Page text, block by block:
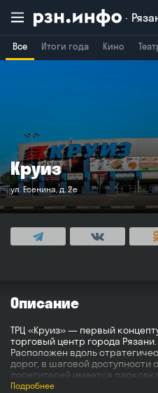
Все Итоги года Кино
Владимир
Круиз
ул. Есенина, д. 2е
Описание
ТРЦ «Круиз» — первый
торговый центр города
Расположен вдоль
дорог, в шаговой доступности
посетителей имеется
и собственный светофорный
Подробнее